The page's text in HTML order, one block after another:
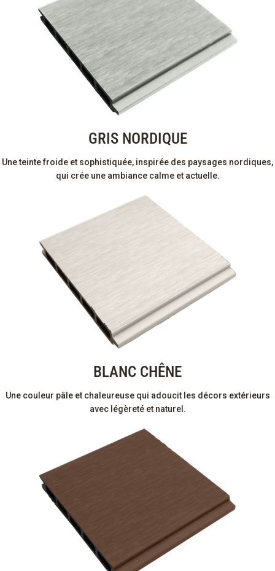
GRIS NORDIQUE
Une teinte froide et sophistiquée, inspirée des paysages nordiques,
qui crée une ambiance calme et actuelle.
BLANC CHÊNE
Une couleur pâle et chaleureuse qui adoucit les décors extérieurs
avec légèreté et naturel.